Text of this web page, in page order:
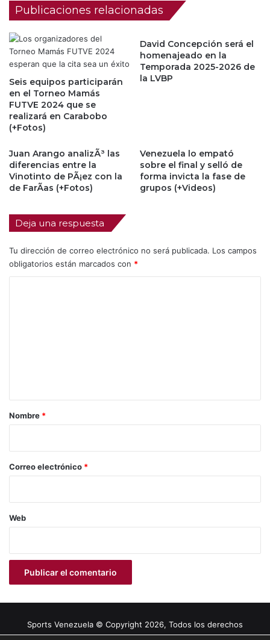
Publicaciones relacionadas
Seis equipos participarán
en el Torneo Mamás
FUTVE 2024 que se
realizará en Carabobo
(+Fotos)
David Concepción será el
homenajeado en la
Temporada 2025-2026 de
la LVBP
Juan Arango analizÃ³ las
diferencias entre la
Vinotinto de PÃ¡ez con la
de FarÃ­as (+Fotos)
Venezuela lo empató
sobre el final y selló de
forma invicta la fase de
grupos (+Videos)
Deja una respuesta
Tu dirección de correo electrónico no será publicada. Los campos
obligatorios están marcados con *
r
*
Nombre *
Correo electrónico *
Web
Sports Venezuela © Copyright 2026, Todos los derechos